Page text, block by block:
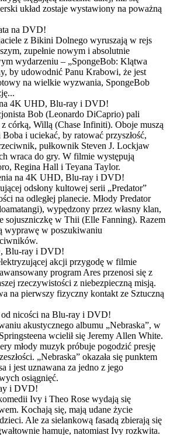
układ zostaje wystawiony na poważną
na DVD!
z Bikini Dolnego wyruszają w rejs
zupełnie nowym i absolutnie
wydarzeniu – „SpongeBob: Klątwa
by udowodnić Panu Krabowi, że jest
na wielkie wyzwania, SpongeBob
4K UHD, Blu-ray i DVD!
Bob (Leonardo DiCaprio) pali
córką, Willą (Chase Infiniti). Oboje muszą
Boba i uciekać, by ratować przyszłość,
pułkownik Steven J. Lockjaw
wraca do gry. W filmie występują
Regina Hall i Teyana Taylor.
na 4K UHD, Blu-ray i DVD!
odsłony kultowej serii „Predator”
na odległej planecie. Młody Predator
wypędzony przez własny klan,
sojuszniczkę w Thii (Elle Fanning). Razem
wyprawę w poszukiwaniu
Blu-ray i DVD!
akcji przygodę w filmie
program Ares przenosi się z
rzeczywistości z niebezpieczną misją.
na pierwszy fizyczny kontakt ze Sztuczną
od nicości na Blu-ray i DVD!
akustycznego albumu „Nebraska”, w
wcielił się Jeremy Allen White.
młody muzyk próbuje pogodzić presję
„Nebraska” okazała się punktem
i jest uznawana za jedno z jego
osiągnięć.
i DVD!
Ivy i Theo Rose wydają się
Kochają się, mają udane życie
Ale za sielankową fasadą zbierają się
hamuje, natomiast Ivy rozkwita.